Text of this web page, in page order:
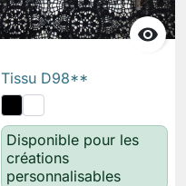

Tissu D98**
Disponible pour les
créations
personnalisables